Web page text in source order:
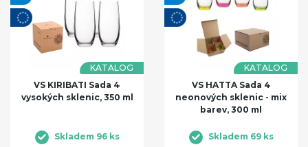
KATALOG
VS KIRIBATI Sada 4
vysokých sklenic, 350 ml
Skladem 96 ks
KATALOG
VS HATTA Sada 4
neonových sklenic - mix
barev, 300 ml
Skladem 69 ks